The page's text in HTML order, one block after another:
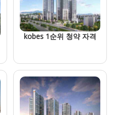
kobes 1순위 청약 자격